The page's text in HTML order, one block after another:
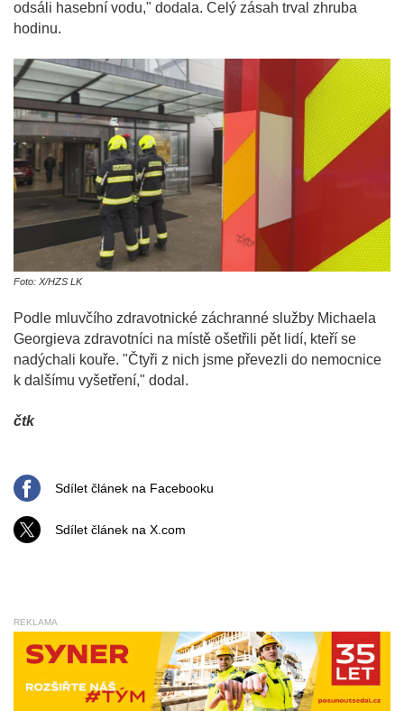
odsáli hasební vodu," dodala. Celý zásah trval zhruba
hodinu.
Foto: X/HZS LK
Podle mluvčího zdravotnické záchranné služby Michaela
Georgieva zdravotníci na místě ošetřili pět lidí, kteří se
nadýchali kouře. "Čtyři z nich jsme převezli do nemocnice
k dalšímu vyšetření," dodal.
čtk
Sdílet článek na Facebooku
Sdílet článek na X.com
REKLAMA